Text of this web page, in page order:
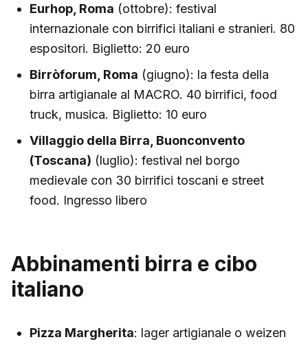
Eurhop, Roma (ottobre): festival
internazionale con birrifici italiani e stranieri. 80
espositori. Biglietto: 20 euro
Birròforum, Roma (giugno): la festa della
birra artigianale al MACRO. 40 birrifici, food
truck, musica. Biglietto: 10 euro
Villaggio della Birra, Buonconvento
(Toscana) (luglio): festival nel borgo
medievale con 30 birrifici toscani e street
food. Ingresso libero
Abbinamenti birra e cibo
italiano
Pizza Margherita: lager artigianale o weizen